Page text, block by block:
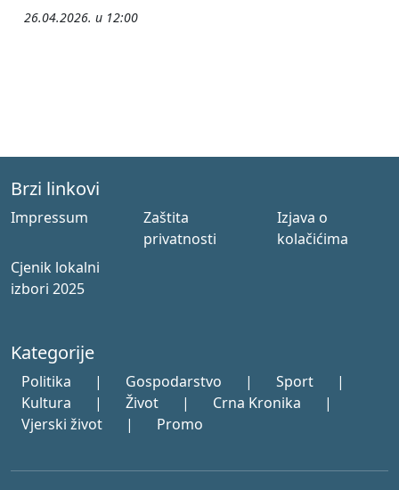
26.04.2026. u 12:00
Brzi linkovi
Impressum
Zaštita
privatnosti
Izjava o
kolačićima
Cjenik lokalni
izbori 2025
Kategorije
Politika | Gospodarstvo | Sport
|
Kultura
| Život | Crna Kronika
|
Vjerski život
| Promo